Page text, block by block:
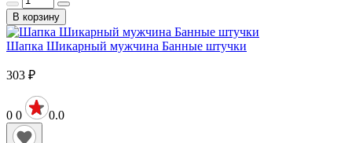
В корзину
Шапка Шикарный мужчина Банные штучки
303 ₽
0 0 0.0